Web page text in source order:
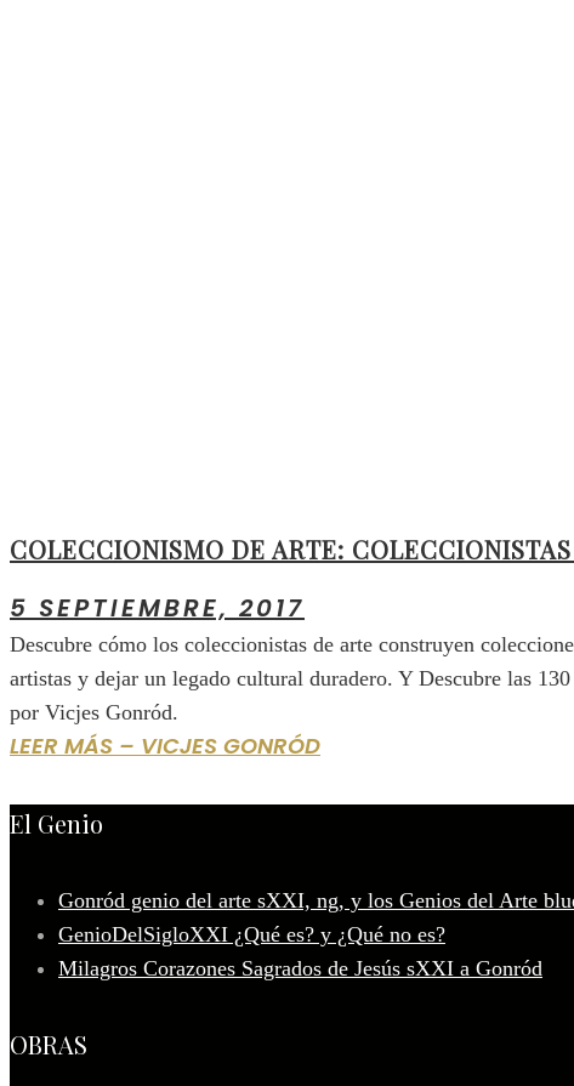
COLECCIONISMO DE ARTE:
5 SEPTIEMBRE, 2017
Descubre cómo los coleccionistas de arte construyen
artistas y dejar un legado cultural duradero. Y Descubre las
por Vicjes Gonród.
LEER MÁS – VICJES GONRÓD
El Genio
Gonród genio del arte sXXI, ng, y los Genios del Arte
GenioDelSigloXXI ¿Qué es? y ¿Qué no es?
Milagros Corazones Sagrados de Jesús sXXI a Gonród
OBRAS